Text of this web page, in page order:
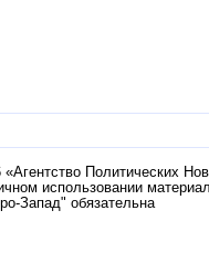
«Агентство Политических
использовании
Запад" обязательна